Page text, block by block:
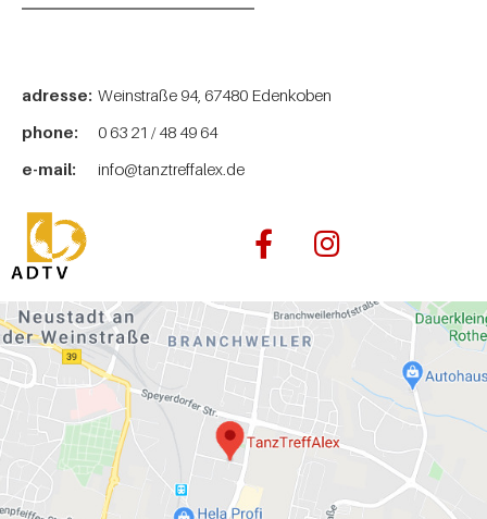
adresse: Weinstraße 94, 67480 Edenkoben
phone:
0 63 21 / 48 49 64
e-mail:
info@tanztreffalex.de